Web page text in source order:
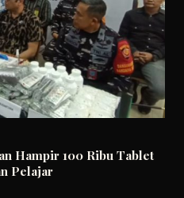
Hampir 100 Ribu Tablet
Pelajar